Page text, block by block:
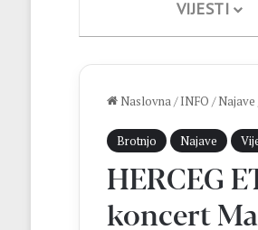
VIJESTI
Naslovna/ INFO / Najave
Brotnjo Najave
HERCEG
koncert